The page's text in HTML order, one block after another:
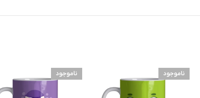
ناموجود ناموجود